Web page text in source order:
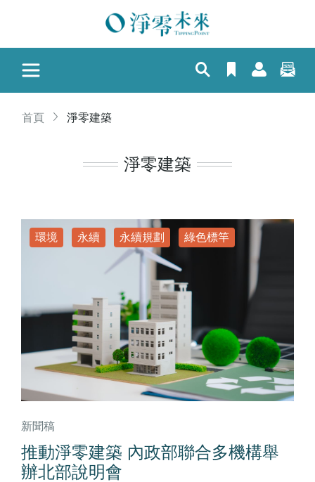
首頁 淨零建築
淨零建築
環境 永續 永續規劃 綠色標竿
新聞稿
推動淨零建築 內政部聯合多機構舉
辦北部說明會